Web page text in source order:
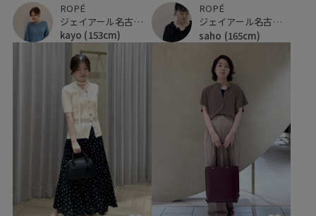
ROPÉ
ジェイアール名古屋タカシマヤ
kayo (153cm)
ROPÉ
ジェイアール名古屋タカシマヤ
saho (165cm)